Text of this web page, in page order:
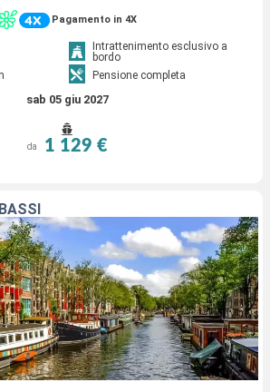
Pagamento in 4X
Intrattenimento esclusivo a
bordo
Pensione completa
sab 05 giu 2027
da 1 129 €